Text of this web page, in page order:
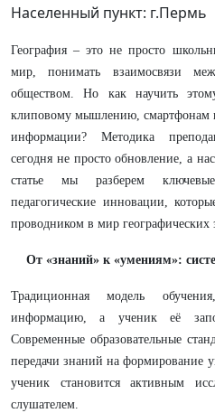
Населенный пункт: г.Пермь
География – это не просто
мир, понимать взаимосвязи
обществом. Но как научить
клиповому мышлению, смартфонам
информации? Методика
сегодня не просто обновление, а
статье мы разберем
педагогические инновации,
проводником в мир географических
От «знаний» к «умениям»:
Традиционная модель
информацию, а ученик её
Современные образовательные
передачи знаний на формирование
ученик становится активным
слушателем.